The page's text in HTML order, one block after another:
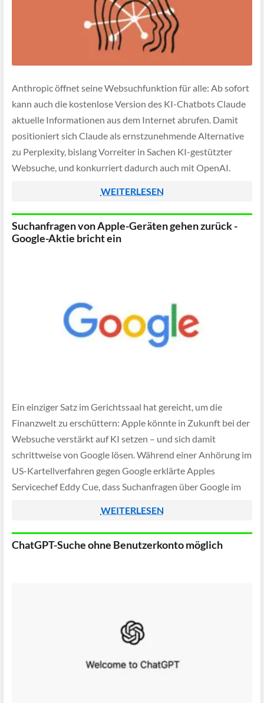
Anthropic öffnet seine Websuchfunktion für alle: Ab sofort
kann auch die kostenlose Version des KI-Chatbots Claude
aktuelle Informationen aus dem Internet abrufen. Damit
positioniert sich Claude als ernstzunehmende Alternative
zu Perplexity, bislang Vorreiter in Sachen KI-gestützter
Websuche, und konkurriert dadurch auch mit OpenAI.
WEITERLESEN
Suchanfragen von Apple-Geräten gehen zurück -
Google-Aktie bricht ein
Ein einziger Satz im Gerichtssaal hat gereicht, um die
Finanzwelt zu erschüttern: Apple könnte in Zukunft bei der
Websuche verstärkt auf KI setzen – und sich damit
schrittweise von Google lösen. Während einer Anhörung im
US-Kartellverfahren gegen Google erklärte Apples
Servicechef Eddy Cue, dass Suchanfragen über Google im
WEITERLESEN
ChatGPT-Suche ohne Benutzerkonto möglich